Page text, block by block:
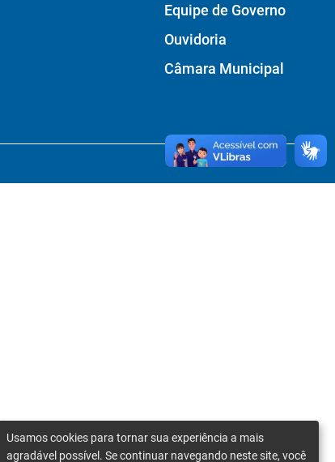
Equipe de Governo
Ouvidoria
Câmara Municipal
Usamos cookies para tornar sua experiência a mais
agradável possível. Se continuar navegando neste site, você